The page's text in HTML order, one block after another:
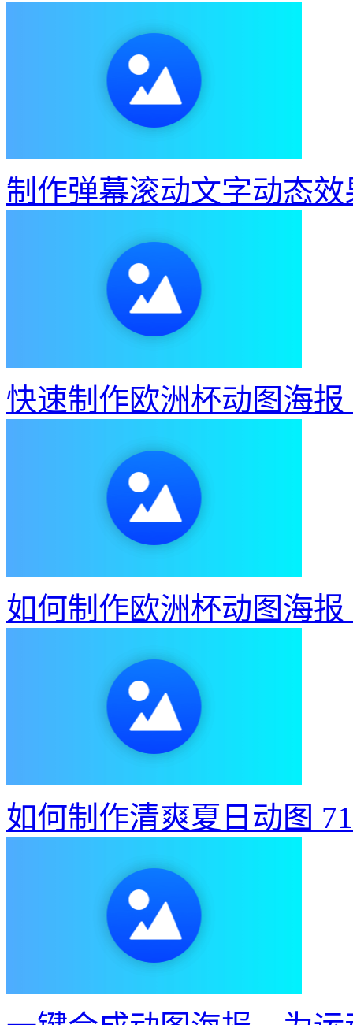
制作弹幕滚动文字动态效
快速制作欧洲杯动图海报
如何制作欧洲杯动图海报
如何制作清爽夏日动图